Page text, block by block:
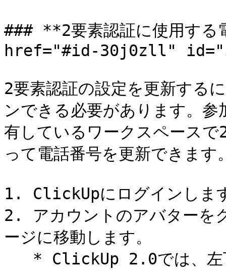
### **2要素認証に使用する
href="#id-30j0zll"
2要素認証の設定を更新する
ンできる必要があります。
有しているワークスペースで
って電話番号を更新できます
1. ClickUpにログインしま
2. アカウントのアバター
ージに移動します。